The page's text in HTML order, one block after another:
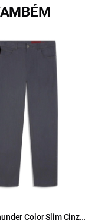
Color Slim Cinza